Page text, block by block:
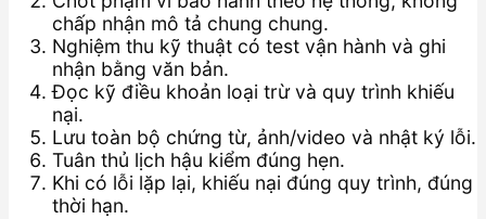
chấp nhận mô tả chung chung.
Nghiệm thu kỹ thuật có test vận hành và ghi
nhận bằng văn bản.
Đọc kỹ điều khoản loại trừ và quy trình khiếu
nại.
Lưu toàn bộ chứng từ, ảnh/video và nhật ký lỗi.
Tuân thủ lịch hậu kiểm đúng hẹn.
Khi có lỗi lặp lại, khiếu nại đúng quy trình, đúng
thời hạn.